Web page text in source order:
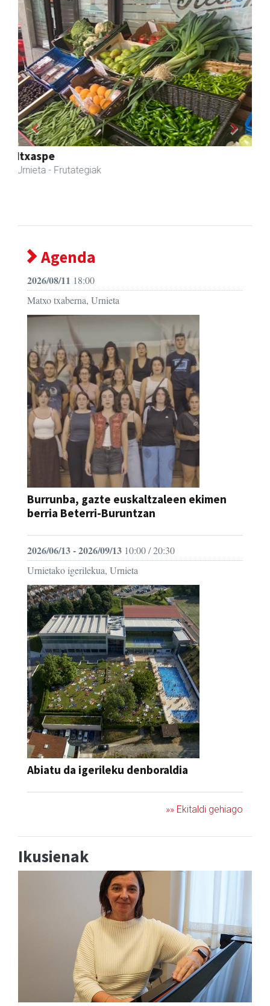
Magale Ikastetxea
Urnieta - Hezkuntza
Previous Next
Agenda
2026/08/11 18:00
Matxo txaberna, Urnieta
Burrunba, gazte euskaltzaleen ekimen
berria Beterri-Buruntzan
2026/06/13 - 2026/09/13 10:00 / 20:30
Urnietako igerilekua, Urnieta
Abiatu da igerileku denboraldia
»» Ekitaldi gehiago
Ikusienak